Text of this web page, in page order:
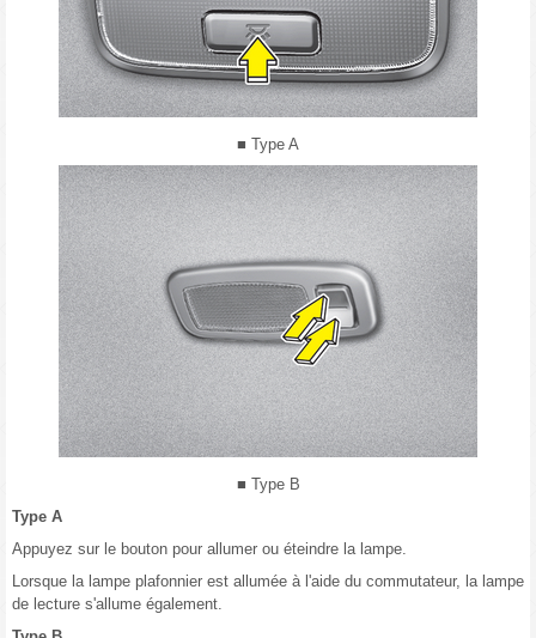
■ Type A
■ Type B
Type A
Appuyez sur le bouton pour allumer ou éteindre la lampe.
Lorsque la lampe plafonnier est allumée à l'aide du commutateur, la lampe
de lecture s'allume également.